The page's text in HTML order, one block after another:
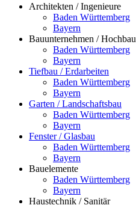
Architekten / Ingenieure
Baden Württemberg
Bayern
Bauunternehmen / Hochbau
Baden Württemberg
Bayern
Tiefbau / Erdarbeiten
Baden Württemberg
Bayern
Garten / Landschaftsbau
Baden Württemberg
Bayern
Fenster / Glasbau
Baden Württemberg
Bayern
Bauelemente
Baden Württemberg
Bayern
Haustechnik / Sanitär